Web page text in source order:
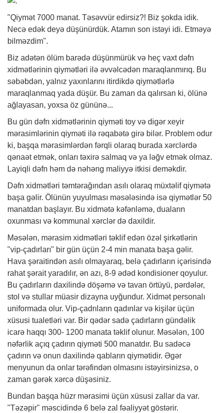
"Qiymət 7000 manat. Təsəvvür edirsiz?! Biz şokda idik.
Necə edək deyə düşünürdük. Atamın son istəyi idi. Etməyə
bilməzdim".
Biz adətən ölüm barədə düşünmürük və heç vaxt dəfn
xidmətlərinin qiymətləri ilə əvvəlcədən maraqlanmırıq. Bu
səbəbdən, yalnız yaxınlarını itirdikdə qiymətlərlə
maraqlanmaq yada düşür. Bu zaman da qalırsan ki, ölünə
ağlayasan, yoxsa öz gününə...
Bu gün dəfn xidmətlərinin qiyməti toy və digər xeyir
mərasimlərinin qiyməti ilə rəqabətə girə bilər. Problem odur
ki, başqa mərasimlərdən fərqli olaraq burada xərclərdə
qənaət etmək, onları təxirə salmaq və ya ləğv etmək olmaz.
Layiqli dəfn həm də nəhəng maliyyə itkisi deməkdir.
Dəfn xidmətləri təmtərağından asılı olaraq müxtəlif qiymətə
başa gəlir. Ölünün yuyulması məsələsində isə qiymətlər 50
manatdan başlayır. Bu xidmətə kəfənləmə, duaların
oxunması və kommunal xərclər də daxildir.
Məsələn, mərasim xidmətləri təklif edən özəl şirkətlərin
"vip-çadırları" bir gün üçün 2-4 min manata başa gəlir.
Hava şəraitindən asılı olmayaraq, belə çadırların içərisində
rahat şərait yaradılır, ən azı, 8-9 ədəd kondisioner qoyulur.
Bu çadırların daxilində döşəmə və tavan örtüyü, pərdələr,
stol və stullar müasir dizayna uyğundur. Xidmət personalı
uniformada olur. Vip-çadrıların qadınlar və kişilər üçün
xüsusi tualetləri var. Bir qədər sadə çadırların gündəlik
icarə haqqı 300- 1200 manata təklif olunur. Məsələn, 100
nəfərlik açıq çadırın qiyməti 500 manatdır. Bu sadəcə
çadırın və onun daxilində qabların qiymətidir. Əgər
menyunun da onlar tərəfindən olmasını istəyirsinizsə, o
zaman gərək xərcə düşəsiniz.
Bundan başqa hüzr mərasimi üçün xüsusi zallar da var.
"Təzəpir" məscidində 6 belə zal fəaliyyət göstərir.